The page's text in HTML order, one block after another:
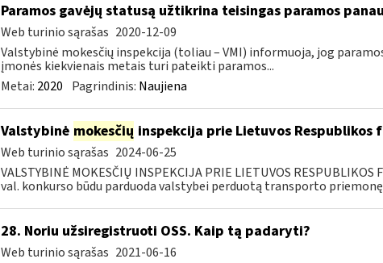
Paramos gavėjų statusą užtikrina teisingas paramos
Web turinio sąrašas 2020-12-09
Valstybinė mokesčių inspekcija (toliau – VMI) informuoja, jog
įmonės kiekvienais metais turi pateikti paramos...
Metai: 2020 Pagrindinis: Naujiena
Valstybinė mokesčių inspekcija prie Lietuvos Respublikos
Web turinio sąrašas 2024-06-25
VALSTYBINĖ MOKESČIŲ INSPEKCIJA PRIE LIETUVOS
val. konkurso būdu parduoda valstybei perduotą transporto
28. Noriu užsiregistruoti OSS. Kaip tą padaryti?
Web turinio sąrašas 2021-06-16